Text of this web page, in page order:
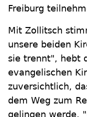
Freiburg
Mit Zollitsch
unsere beiden
sie trennt", hebt
evangelischen
zuversichtlich,
dem Weg zum
gelingen werde,